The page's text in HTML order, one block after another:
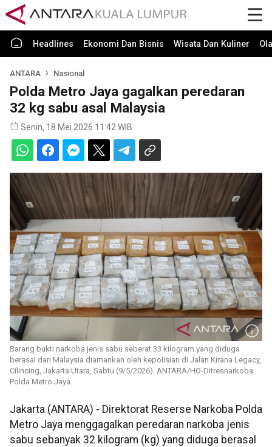
Headlines Ekonomi Dan Bisnis Wisata Dan Kuliner
ANTARA Nasional
Polda Metro Jaya gagalkan peredaran
32 kg sabu asal Malaysia
Senin, 18 Mei 2026 11:42 WIB
Barang bukti narkoba jenis sabu seberat 33 kilogram yang diduga
berasal dari Malaysia diamankan oleh kepolisian di Jalan Kirana Legacy,
Cilincing, Jakarta Utara, Sabtu (9/5/2026). ANTARA/HO-Ditresnarkoba
Polda Metro Jaya.
Jakarta (ANTARA) - Direktorat Reserse Narkoba Polda
Metro Jaya menggagalkan peredaran narkoba jenis
sabu sebanyak 32 kilogram (kg) yang diduga berasal